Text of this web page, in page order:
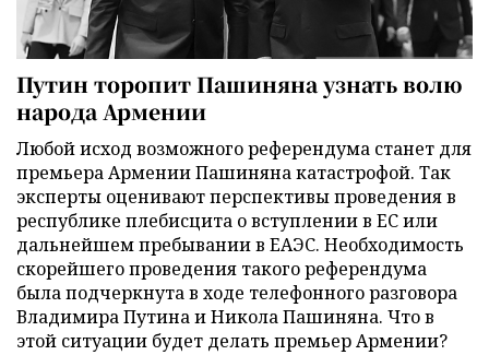
Путин торопит Пашиняна узнать волю
народа Армении
Любой исход возможного референдума станет для
премьера Армении Пашиняна катастрофой. Так
эксперты оценивают перспективы проведения в
республике плебисцита о вступлении в ЕС или
дальнейшем пребывании в ЕАЭС. Необходимость
скорейшего проведения такого референдума
была подчеркнута в ходе телефонного разговора
Владимира Путина и Никола Пашиняна. Что в
этой ситуации будет делать премьер Армении?